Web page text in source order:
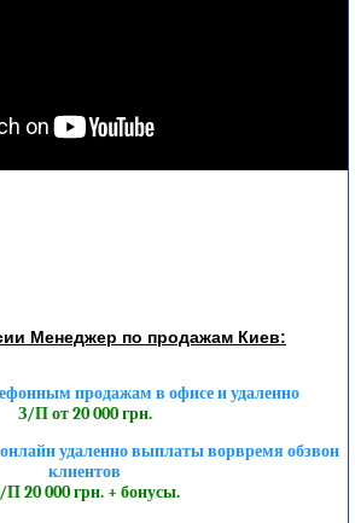
Менеджер по продажам Киев:
продажам в офисе и удаленно
З/П от 20 000 грн.
удаленно выплаты ворвремя обзвон
клиентов
П 20 000 грн. + бонусы.